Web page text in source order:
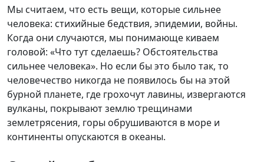
Мы считаем, что есть вещи, которые сильнее
человека: стихийные бедствия, эпидемии, войны.
Когда они случаются, мы понимающе киваем
головой: «Что тут сделаешь? Обстоятельства
сильнее человека». Но если бы это было так, то
человечество никогда не появилось бы на этой
бурной планете, где грохочут лавины, извергаются
вулканы, покрывают землю трещинами
землетрясения, горы обрушиваются в море и
континенты опускаются в океаны.